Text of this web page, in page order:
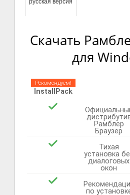
русская версия
Скачать
для
Рекомендуем!
InstallPack
Рамблер
Браузер
Тихая
установка
диалоговых
окон
по